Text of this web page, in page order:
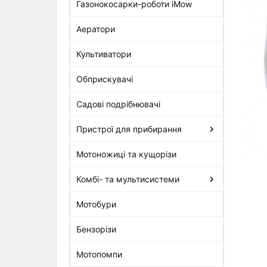
Газонокосарки-роботи iMow
Аератори
Культиватори
Обприскувачі
Садові подрібнювачі
Пристрої для прибирання
Мотоножиці та кущорізи
Комбі- та мультисистеми
Мотобури
Бензорізи
Мотопомпи
Обертальний диск Stihl для
713-3100)